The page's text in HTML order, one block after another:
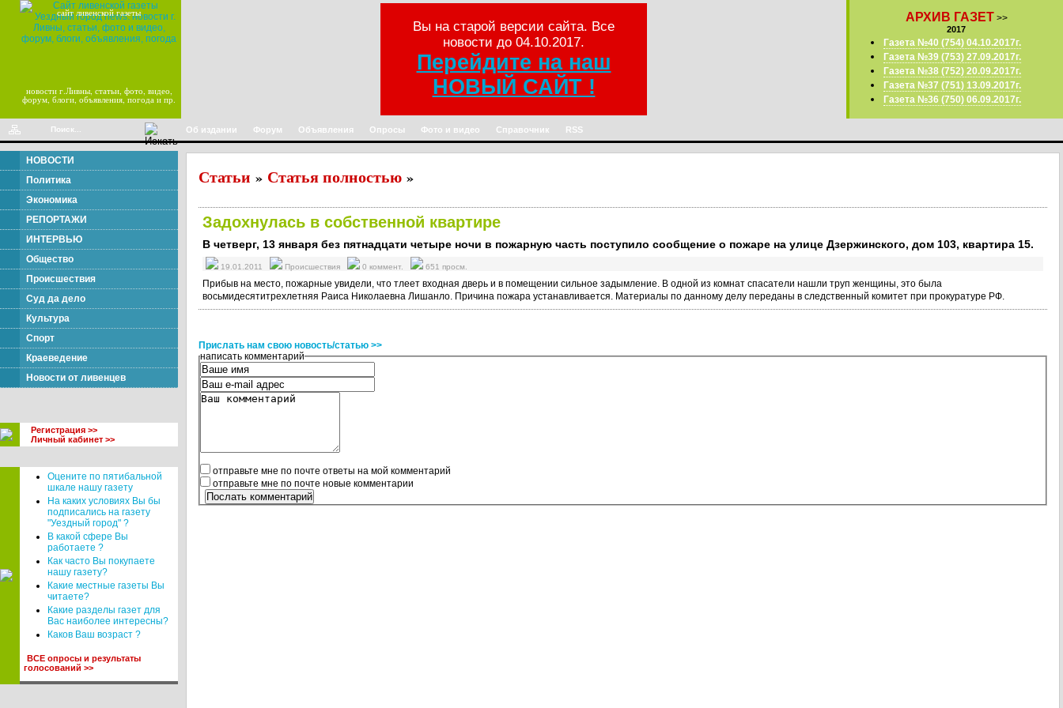
сайт ливенской газеты
новости г.Ливны, статьи, фото, видео,
форум, блоги, объявления, погода и пр.
Вы на старой версии сайта. Все
новости до 04.10.2017.
Перейдите на наш
НОВЫЙ САЙТ !
АРХИВ ГАЗЕТ >>
2017
Газета №40 (754) 04.10.2017г.
Газета №39 (753) 27.09.2017г.
Газета №38 (752) 20.09.2017г.
Газета №37 (751) 13.09.2017г.
Газета №36 (750) 06.09.2017г.
Об издании Форум Объявления Опросы Фото и видео Справочник RSS
НОВОСТИ
Политика
Экономика
РЕПОРТАЖИ
ИНТЕРВЬЮ
Общество
Происшествия
Суд да дело
Культура
Спорт
Краеведение
Новости от ливенцев
Регистрация >>
Личный кабинет >>
Оцените по пятибальной
шкале нашу газету
На каких условиях Вы бы
подписались на газету
"Уездный город" ?
В какой сфере Вы
работаете ?
Как часто Вы покупаете
нашу газету?
Какие местные газеты Вы
читаете?
Какие разделы газет для
Вас наиболее интересны?
Каков Ваш возраст ?
ВСЕ опросы и результаты
голосований >>
Статьи » Статья полностью »
Задохнулась в собственной квартире
В четверг, 13 января без пятнадцати четыре ночи в пожарную часть поступило сообщение о пожаре на улице Дзержинского, дом 103, квартира 15.
19.01.2011 Происшествия 0 коммент. 651 просм.
Прибыв на место, пожарные увидели, что тлеет входная дверь и в помещении сильное задымление. В одной из комнат спасатели нашли труп женщины, это была
восьмидесятитрехлетняя Раиса Николаевна Лишанло. Причина пожара устанавливается. Материалы по данному делу переданы в следственный комитет при прокуратуре РФ.
Прислать нам свою новость/статью >>
написать комментарий
отправьте мне по почте ответы на мой комментарий
отправьте мне по почте новые комментарии